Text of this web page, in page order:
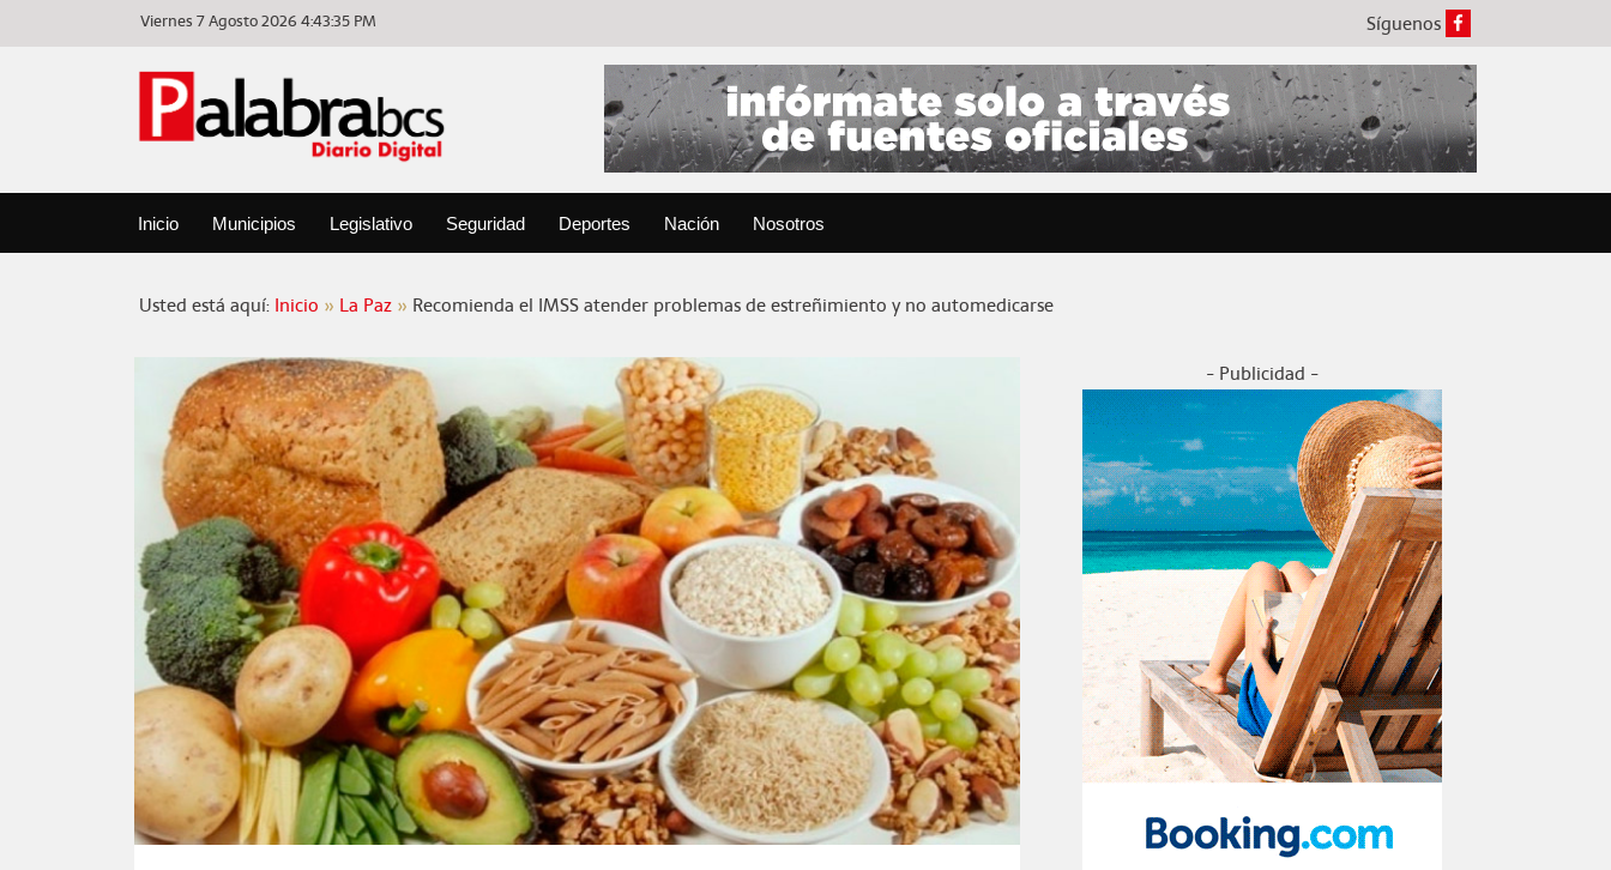
Viernes 7 Agosto 20264:43:36 PM Síguenos
Inicio Municipios Legislativo Seguridad Deportes Nación Nosotros
Usted está aquí: Inicio La Paz Recomienda el IMSS atender problemas de estreñimiento y no automedicarse
- Publicidad -